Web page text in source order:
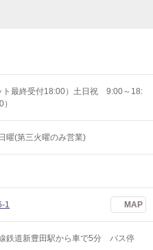
最終受付18:00）土日祝 9:00～18:
曜(第三火曜のみ営業)
1 MAP
鉄道新豊田駅から車で5分 バス停